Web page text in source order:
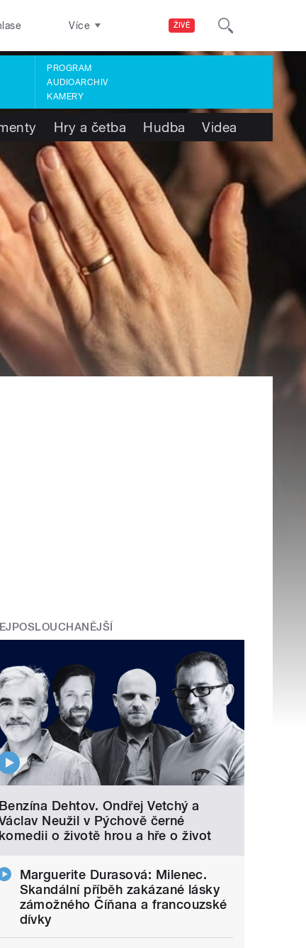
ŽIVĚ
Více
PROGRAM
AUDIOARCHIV
KAMERY
Hry a četba Hudba Videa
Benzína Dehtov. Ondřej Vetchý a
Neužil v Pýchově černé
komedii o životě hrou a hře o život
Marguerite Durasová: Milenec.
Skandální příběh zakázané lásky
zámožného Číňana a francouzské
dívky